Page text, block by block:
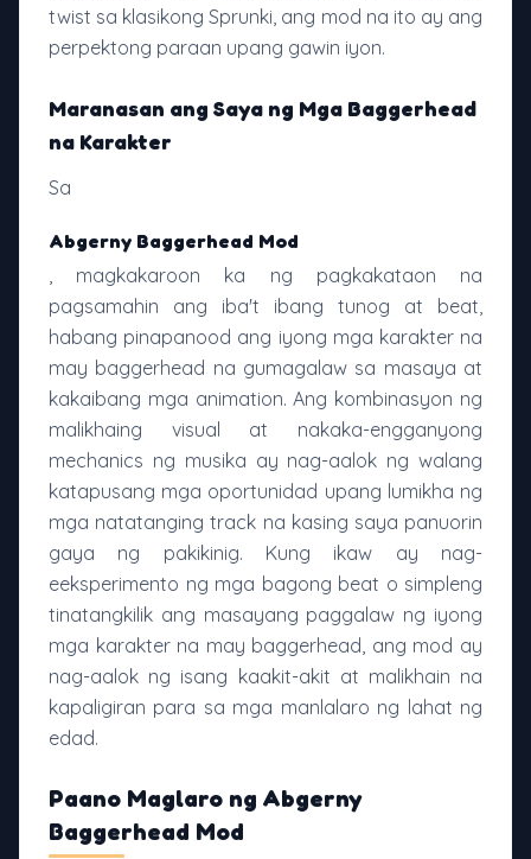
twist sa klasikong Sprunki, ang mod na ito ay ang
perpektong paraan upang gawin iyon.
Maranasan ang Saya ng Mga Baggerhead
na Karakter
Sa
Abgerny Baggerhead Mod
, magkakaroon ka ng pagkakataon na
pagsamahin ang iba't ibang tunog at beat,
habang pinapanood ang iyong mga karakter na
may baggerhead na gumagalaw sa masaya at
kakaibang mga animation. Ang kombinasyon ng
malikhaing visual at nakaka-engganyong
mechanics ng musika ay nag-aalok ng walang
katapusang mga oportunidad upang lumikha ng
mga natatanging track na kasing saya panuorin
gaya ng pakikinig. Kung ikaw ay nag-
eeksperimento ng mga bagong beat o simpleng
tinatangkilik ang masayang paggalaw ng iyong
mga karakter na may baggerhead, ang mod ay
nag-aalok ng isang kaakit-akit at malikhain na
kapaligiran para sa mga manlalaro ng lahat ng
edad.
Paano Maglaro ng Abgerny
Baggerhead Mod